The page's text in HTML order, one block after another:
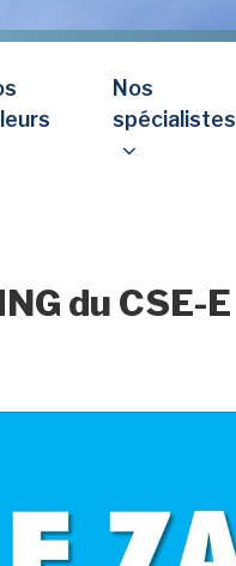
Nos
spécialistes
du CSE-E